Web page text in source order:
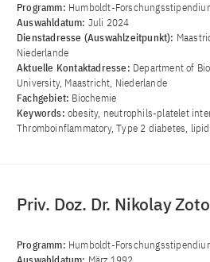
Programm: Humboldt-
Auswahldatum: Juli 2024
Dienstadresse (Auswahlzeitpunkt):
Niederlande
Aktuelle Kontaktadresse: Department of
University, Maastricht, Niederlande
Fachgebiet: Biochemie
Keywords: obesity, neutrophils-platelet
Thromboinflammatory, Type 2 diabetes,
Priv. Doz. Dr. Nikolay
Programm: Humboldt-